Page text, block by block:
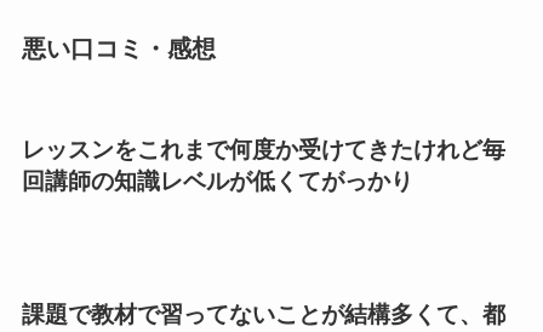
悪い口コミ・感想
レッスンをこれまで何度か受けてきたけれど毎
回講師の知識レベルが低くてがっかり
課題で教材で習ってないことが結構多くて、都